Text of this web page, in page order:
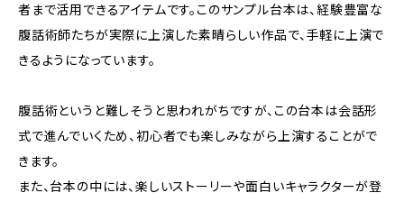
者まで活用できるアイテムです。このサンプル台本は、経験豊富な
腹話術師たちが実際に上演した素晴らしい作品で、手軽に上演で
きるようになっています。
腹話術というと難しそうと思われがちですが、この台本は会話形
式で進んでいくため、初心者でも楽しみながら上演することがで
きます。
また、台本の中には、楽しいストーリーや面白いキャラクターが登